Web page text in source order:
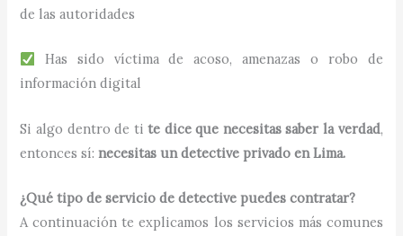
de las autoridades
Has sido víctima de acoso, amenazas o robo de
información digital
Si algo dentro de tite dice que necesitas saber la verdad,
entonces sí: necesitas un detective privado en Lima.
¿Qué tipo de servicio de detective puedes contratar?
A continuación te explicamos los servicios más comunes